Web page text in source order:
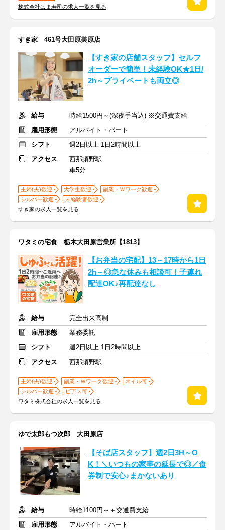
株式会社はま寿司の求人一覧を見る
すき家 461号大田原美原店
【すき家の店舗スタッフ】セルフ
オーダーで簡単！未経験OK★1日/
2h～プライベートも両立◎
給与
時給1500円～(深夜手当込) ※交通費支給
雇用形態
アルバイト・パート
シフト
週2日以上 1日2時間以上
アクセス
西那須野駅
車5分
主婦(夫)歓迎 大学生歓迎
副業・Ｗワーク歓迎
シルバー歓迎
未経験者歓迎
すき家の求人一覧を見る
ワタミの宅食 栃木大田原営業所【1813】
【お弁当の宅配】13～17時から1日
2h～◎急な休みも相談可！子連れ
配達OK♪再配達なし
給与
完全出来高制
雇用形態
業務委託
シフト
週2日以上 1日2時間以上
アクセス
西那須野駅
主婦(夫)歓迎 副業・Ｗワーク歓迎
ネイル可
シルバー歓迎
ピアス可
ワタミ株式会社の求人一覧を見る
ゆで太郎もつ次郎 大田原店
【そば店スタッフ】週2日3H～O
K！＼いつもの家事の延長で◎／食
券制で安心♪まかないあり
給与
時給1100円～＋交通費支給
雇用形態
アルバイト・パート